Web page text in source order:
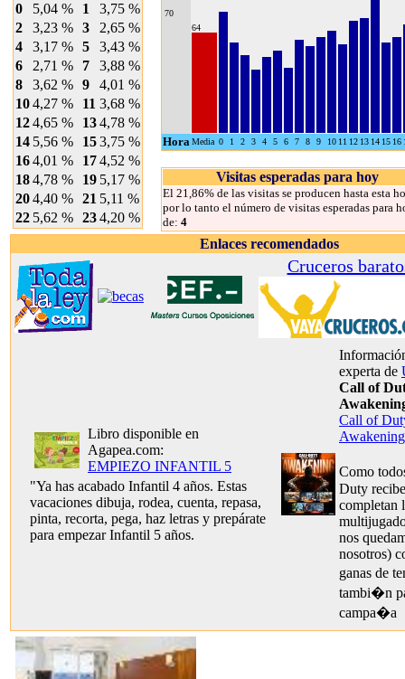
0
5,04 % 1
3,75 %
2
3,23 % 3
2,65 %
4
3,17 % 5
3,43 %
6
2,71 % 7
3,88 %
8
3,62 % 9
4,01 %
104,27 % 11 3,68 %
124,65 % 134,78 %
14 5,56 % 153,75 %
164,01 % 174,52 %
184,78 % 19 5,17 %
204,40 % 21 5,11 %
22 5,62 % 234,20 %
70
64
HoraMedia 0 1 2 3 4 5 6 7 8 9 10 11 12 13 14 15 16
Visitas esperadas para hoy
El 21,86% de las visitas se producen hasta esta
por lo tanto el número de visitas esperadas para
de: 4
Enlaces recomendados
Cruceros
Libro disponible en
Agapea.com:
EMPIEZO INFANTIL 5
"Ya has acabado Infantil 4 años. Estas
vacaciones dibuja, rodea, cuenta, repasa,
pinta, recorta, pega, haz letras y prepárate
para empezar Infantil 5 años.
experta de
Call of
Call of
Awakening
Como
Duty
completan
nos
nosotros)
ganas de
tambi�n
campa�a